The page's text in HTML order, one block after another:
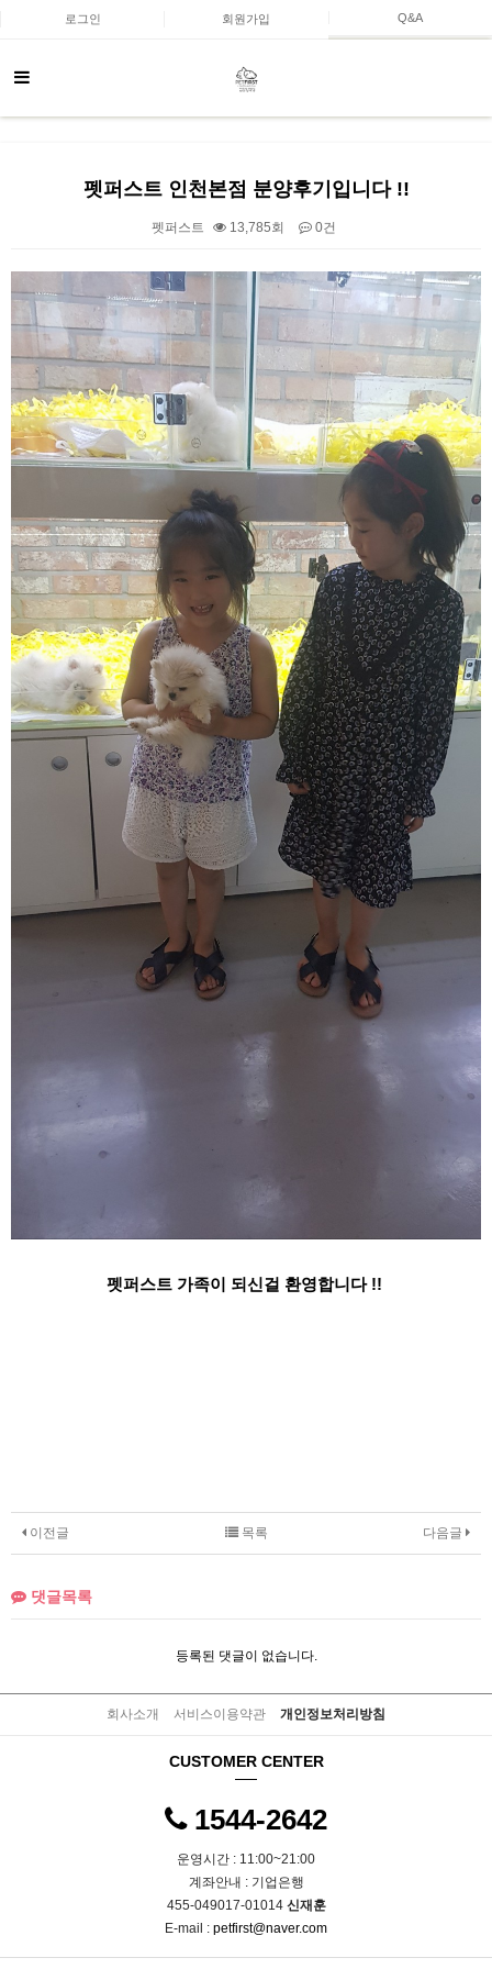
로그인 회원가입 Q&A
펫퍼스트 인천본점 분양후기입니다 !!
펫퍼스트 13,785회 0건
펫퍼스트 가족이 되신걸 환영합니다 !!
이전글 다음글
목록
댓글목록
등록된 댓글이 없습니다.
회사소개 서비스이용약관 개인정보처리방침
CUSTOMER CENTER
1544-2642
운영시간 : 11:00~21:00
계좌안내 : 기업은행
455-049017-01014 신재훈
E-mail : petfirst@naver.com